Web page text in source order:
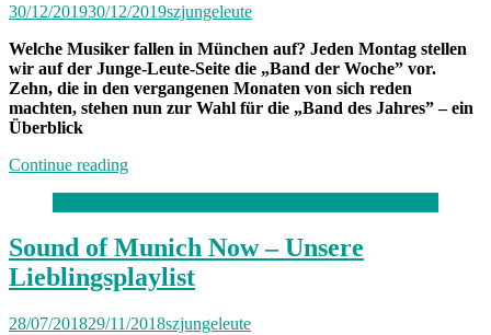
30/12/201930/12/2019szjungeleute
Welche Musiker fallen in München auf? Jeden Montag stellen
wir auf der Junge-Leute-Seite die „Band der Woche” vor.
Zehn, die in den vergangenen Monaten von sich reden
machten, stehen nun zur Wahl für die „Band des Jahres” – ein
Überblick
Continue reading„Rauchige
die
von
Bäumen
Sound of Munich Now – Unsere
Lieblingsplaylist
28/07/201829/11/2018szjungeleute